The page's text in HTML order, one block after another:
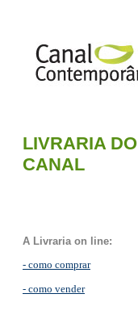
LIVRARIA DO
CANAL
A Livraria on line:
- como comprar
- como vender